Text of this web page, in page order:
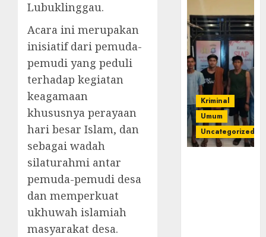
Lubuklinggau.
Acara ini merupakan
inisiatif dari pemuda-
pemudi yang peduli
terhadap kegiatan
keagamaan
khususnya perayaan
hari besar Islam, dan
sebagai wadah
silaturahmi antar
pemuda-pemudi desa
dan memperkuat
ukhuwah islamiah
masyarakat desa.
Kriminal
Umum
Uncategorized